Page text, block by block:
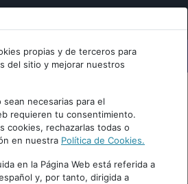
propias y de terceros para
del sitio y mejorar nuestros
necesarias para el
requieren tu consentimiento.
cookies, rechazarlas todas o
en nuestra Política de Cookies.
en la Página Web está referida a
y, por tanto, dirigida a